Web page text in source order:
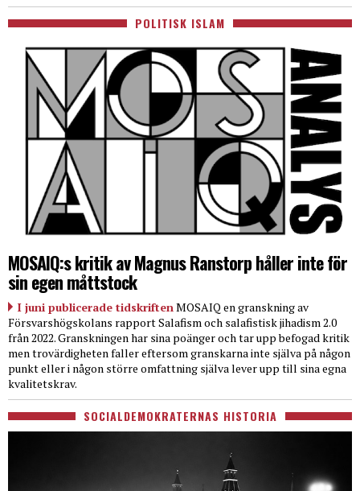
POLITISK ISLAM
MOSAIQ:s kritik av Magnus Ranstorp håller inte för
sin egen måttstock
I juni publicerade tidskriften MOSAIQ en granskning av
Försvarshögskolans rapport Salafism och salafistisk jihadism 2.0
från 2022. Granskningen har sina poänger och tar upp befogad kritik
men trovärdigheten faller eftersom granskarna inte själva på någon
punkt eller i någon större omfattning själva lever upp till sina egna
kvalitetskrav.
SOCIALDEMOKRATERNAS HISTORIA